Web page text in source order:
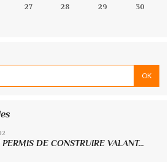
27 28 29
30
DE CONSTRUIRE VALANT...